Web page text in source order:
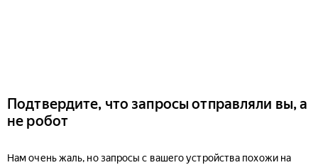
Подтвердите, что запросы отправляли вы, а
не робот
Нам очень жаль, но запросы с вашего устройства похожи на